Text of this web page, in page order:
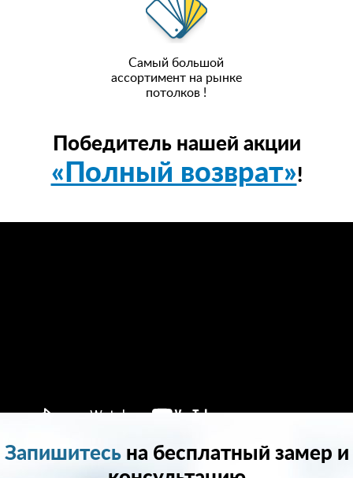
Самый большой
ассортимент на рынке
потолков !
Победитель нашей акции
«Полный возврат»!
Запишитесьна бесплатный замер и